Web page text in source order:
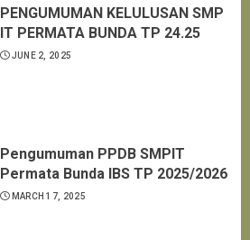
PENGUMUMAN KELULUSAN SMP
IT PERMATA BUNDA TP 24.25
JUNE 2, 2025
Pengumuman PPDB SMPIT
Permata Bunda IBS TP 2025/2026
MARCH 17, 2025